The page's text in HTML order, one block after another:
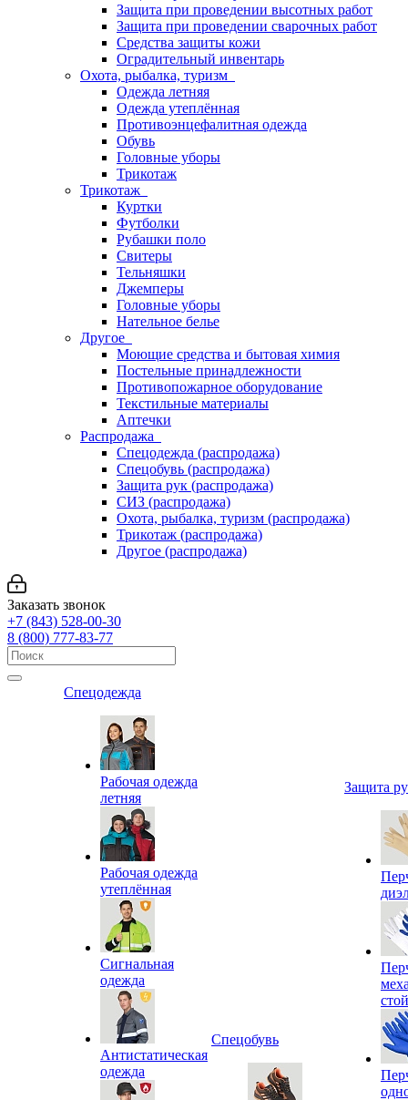
Защита при проведении высотных работ
Защита при проведении сварочных работ
Средства защиты кожи
Оградительный инвентарь
Охота, рыбалка, туризм
Одежда летняя
Одежда утеплённая
Противоэнцефалитная одежда
Обувь
Головные уборы
Трикотаж
Трикотаж
Куртки
Футболки
Рубашки поло
Свитеры
Тельняшки
Джемперы
Головные уборы
Нательное белье
Другое
Моющие средства и бытовая химия
Постельные принадлежности
Противопожарное оборудование
Текстильные материалы
Аптечки
Распродажа
Спецодежда (распродажа)
Спецобувь (распродажа)
Защита рук (распродажа)
СИЗ (распродажа)
Охота, рыбалка, туризм (распродажа)
Трикотаж (распродажа)
Другое (распродажа)
Заказать звонок
+7 (843) 528-00-30
8 (800) 777-83-77
Спецодежда
Рабочая одежда
летняя
Рабочая одежда
утеплённая
Сигнальная
одежда
Антистатическая
одежда
Спецобувь
Защита